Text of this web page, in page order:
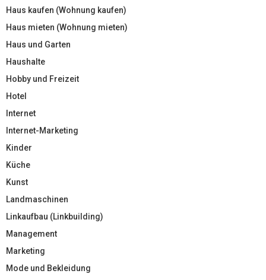
Haus kaufen (Wohnung kaufen)
Haus mieten (Wohnung mieten)
Haus und Garten
Haushalte
Hobby und Freizeit
Hotel
Internet
Internet-Marketing
Kinder
Küche
Kunst
Landmaschinen
Linkaufbau (Linkbuilding)
Management
Marketing
Mode und Bekleidung